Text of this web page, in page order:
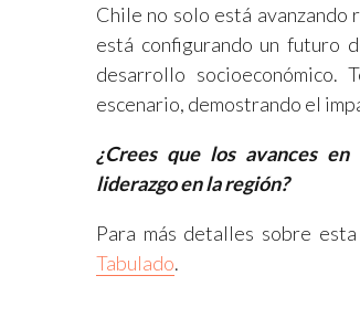
Chile no solo está
está configurando un futuro
desarrollo
escenario, demostrando el
¿Crees que los avances
liderazgo en la región?
Para más detalles sobre
Tabulado.